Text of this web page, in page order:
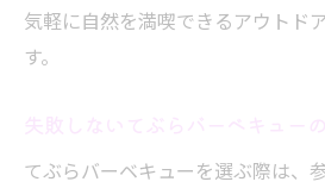
気軽に自然を満喫できるアウトド
す。
てぶらバーベキューを選ぶ際は、